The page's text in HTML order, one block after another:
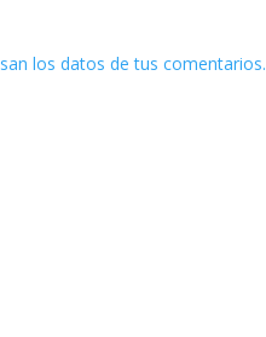
los datos de tus comentarios.